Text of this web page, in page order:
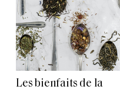
Les bienfaits de la